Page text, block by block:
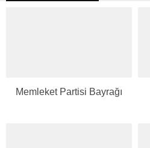
Memleket Partisi Bayrağı